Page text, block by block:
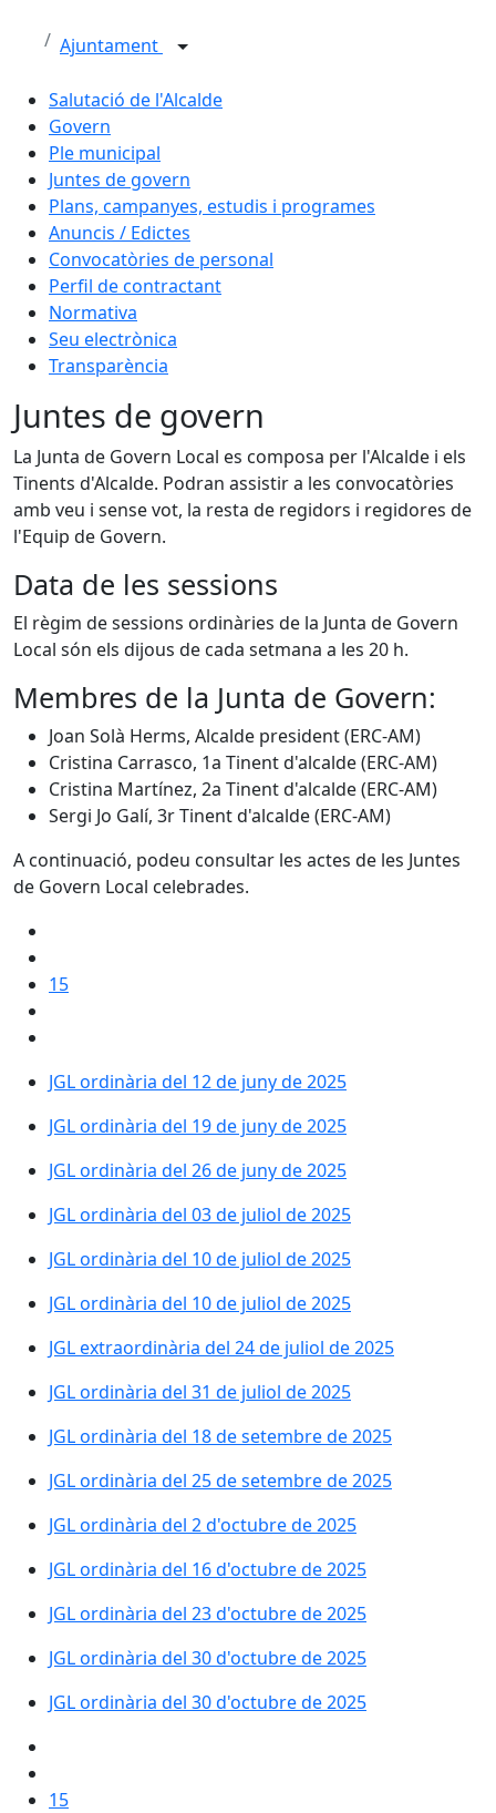
Ajuntament
Salutació de l'Alcalde
Govern
Ple municipal
Juntes de govern
Plans, campanyes, estudis i programes
Anuncis / Edictes
Convocatòries de personal
Perfil de contractant
Normativa
Seu electrònica
Transparència
Juntes de govern
La Junta de Govern Local es composa per l'Alcalde i els
Tinents d'Alcalde. Podran assistir a les convocatòries
amb veu i sense vot, la resta de regidors i regidores de
l'Equip de Govern.
Data de les sessions
El règim de sessions ordinàries de la Junta de Govern
Local són els dijous de cada setmana a les 20 h.
Membres de la Junta de Govern:
Joan Solà Herms, Alcalde president (ERC-AM)
Cristina Carrasco, 1a Tinent d'alcalde (ERC-AM)
Cristina Martínez, 2a Tinent d'alcalde (ERC-AM)
Sergi Jo Galí, 3r Tinent d'alcalde (ERC-AM)
A continuació, podeu consultar les actes de les Juntes
de Govern Local celebrades.
15
JGL ordinària del 12 de juny de 2025
JGL ordinària del 19 de juny de 2025
JGL ordinària del 26 de juny de 2025
JGL ordinària del 03 de juliol de 2025
JGL ordinària del 10 de juliol de 2025
JGL ordinària del 10 de juliol de 2025
JGL extraordinària del 24 de juliol de 2025
JGL ordinària del 31 de juliol de 2025
JGL ordinària del 18 de setembre de 2025
JGL ordinària del 25 de setembre de 2025
JGL ordinària del 2 d'octubre de 2025
JGL ordinària del 16 d'octubre de 2025
JGL ordinària del 23 d'octubre de 2025
JGL ordinària del 30 d'octubre de 2025
JGL ordinària del 30 d'octubre de 2025
15